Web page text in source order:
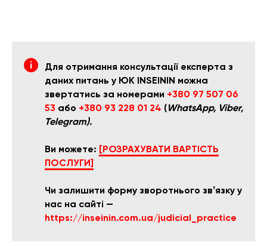
Для отримання консультації експерта з
даних питань у ЮК INSEININ можна
звертатись за номерами +380 97 507 06
53 або +380 93 228 01 24 (WhatsApp, Viber,
Telegram).
Ви можете: [РОЗРАХУВАТИ ВАРТІСТЬ
ПОСЛУГИ]
Чи залишити форму зворотнього звʼязку у
нас на сайті —
https://inseinin.com.ua/judicial_practice